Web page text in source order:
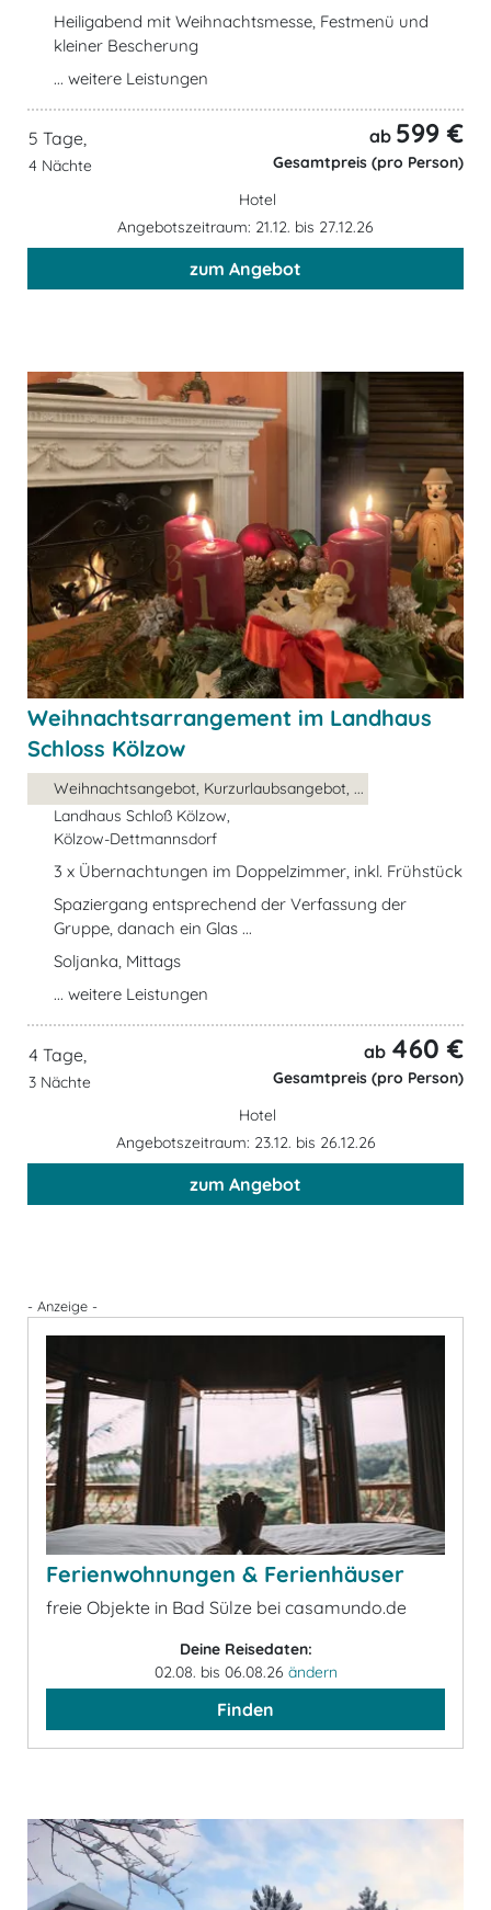
Heiligabend mit Weihnachtsmesse, Festmenü und
kleiner Bescherung
... weitere Leistungen
5 Tage,
4 Nächte
ab 599 €
Gesamtpreis (pro Person)
Hotel
Angebotszeitraum: 21.12. bis 27.12.26
zum Angebot
Weihnachtsarrangement im Landhaus
Schloss Kölzow
Weihnachtsangebot, Kurzurlaubsangebot, ...
Landhaus Schloß Kölzow,
Kölzow-Dettmannsdorf
3 x Übernachtungen im Doppelzimmer, inkl. Frühstück
Spaziergang entsprechend der Verfassung der
Gruppe, danach ein Glas ...
Soljanka, Mittags
... weitere Leistungen
4 Tage,
3 Nächte
ab 460 €
Gesamtpreis (pro Person)
Hotel
Angebotszeitraum: 23.12. bis 26.12.26
zum Angebot
- Anzeige -
Ferienwohnungen & Ferienhäuser
freie Objekte in Bad Sülze bei casamundo.de
Deine Reisedaten:
02.08. bis 06.08.26 ändern
Finden